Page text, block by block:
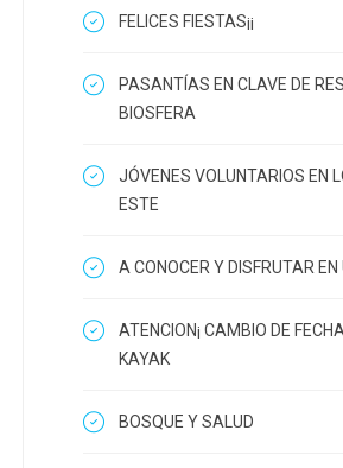
FELICES FIESTAS¡¡
PASANTÍAS EN CLAVE DE
BIOSFERA
JÓVENES VOLUNTARIOS EN
ESTE
A CONOCER Y DISFRUTAR EN
ATENCION¡ CAMBIO DE
KAYAK
BOSQUE Y SALUD